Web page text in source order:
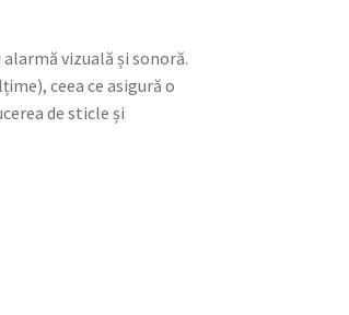
vizuală și sonoră.
ceea ce asigură o
de sticle și